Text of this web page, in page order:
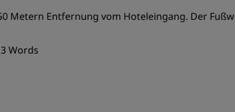
Metern Entfernung vom Hoteleingang. Der
Words